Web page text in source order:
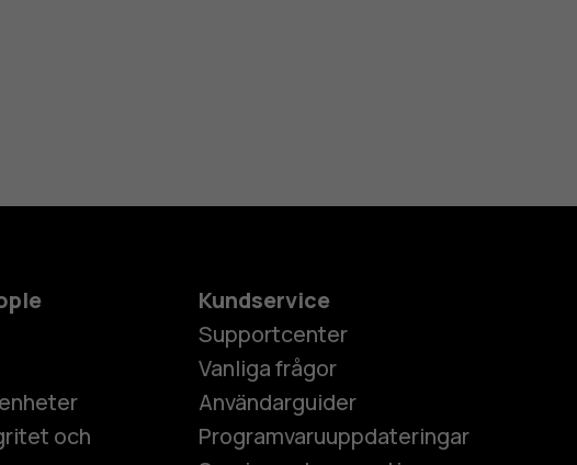
och
Kundservice
Supportcenter
Vanliga frågor
Användarguider
Programvaruuppdateringar